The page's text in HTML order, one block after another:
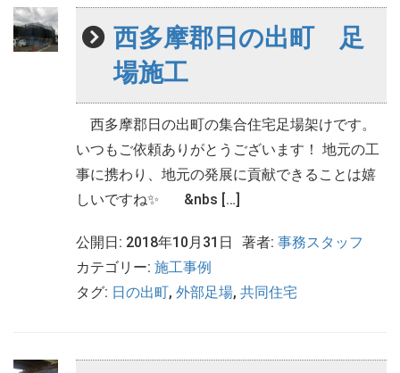
西多摩郡日の出町 足
場施工
西多摩郡日の出町の集合住宅足場架けです。
いつもご依頼ありがとうございます！ 地元の工
事に携わり、地元の発展に貢献できることは嬉
しいですね✨ &nbs […]
公開日: 2018年10月31日 著者: 事務スタッフ
カテゴリー: 施工事例
タグ: 日の出町, 外部足場, 共同住宅